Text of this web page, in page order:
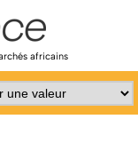
africains